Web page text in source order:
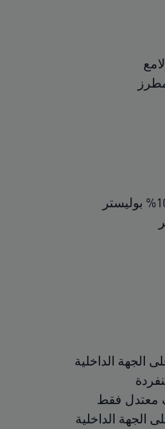
الجهة الداخلية
معتدل فقط
الداخلية